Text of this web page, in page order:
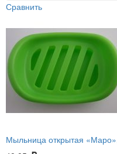
Сравнить
Мыльница открытая